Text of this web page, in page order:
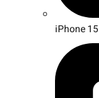
iPhone 15